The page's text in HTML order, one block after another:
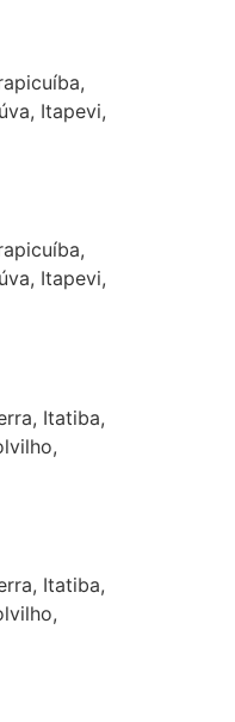
Itapevi,
Itapevi,
Itatiba,
Itatiba,